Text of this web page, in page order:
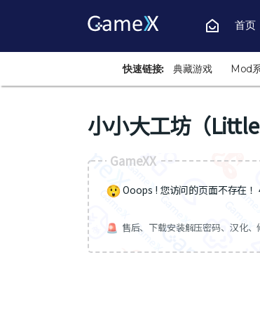
首页
快速链接: 典藏游戏 Mod
小小大工坊（Little
GameXX
Ooops ! 您访问的页面不存在
售后、下载安装解压密码、汉化